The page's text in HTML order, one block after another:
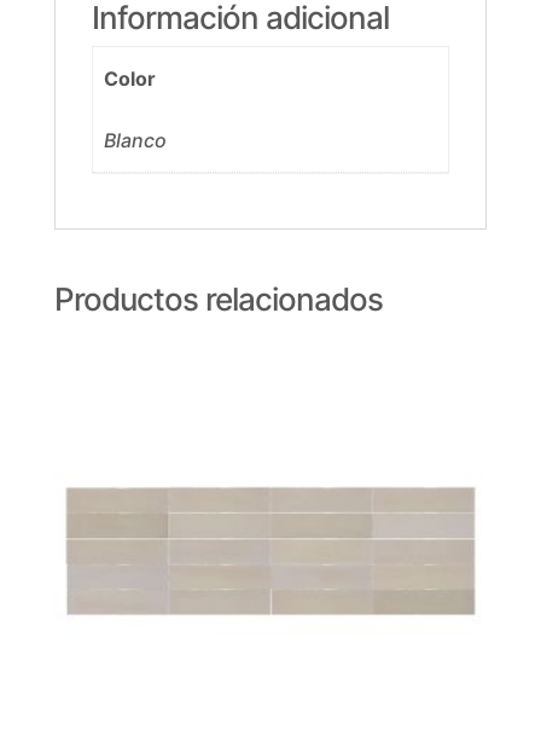
Información adicional
Color
Blanco
Productos relacionados